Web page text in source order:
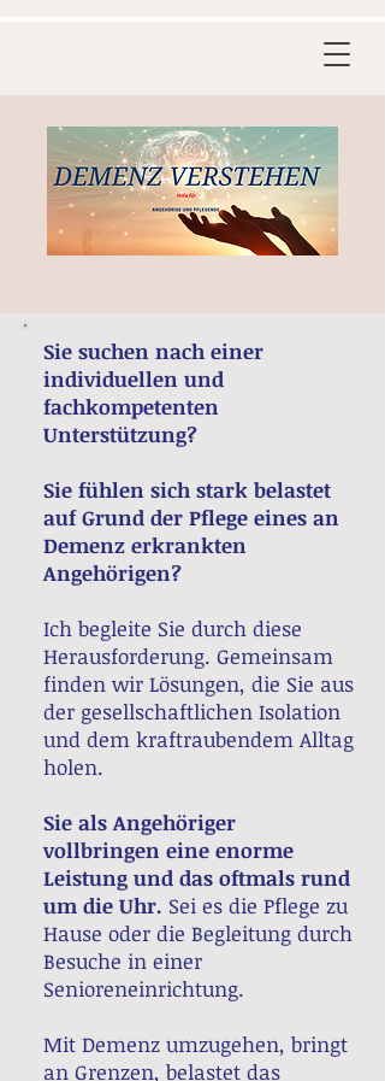
Sie suchen nach einer
individuellen und
fachkompetenten
Unterstützung?
Sie fühlen sich stark belastet
auf Grund der Pflege eines an
Demenz erkrankten
Angehörigen?
Ich begleite Sie durch diese
Herausforderung. Gemeinsam
finden wir Lösungen, die Sie aus
der gesellschaftlichen Isolation
und dem kraftraubendem Alltag
holen.
Sie als Angehöriger
vollbringen eine enorme
Leistung und das oftmals rund
um die Uhr. Sei es die Pflege zu
Hause oder die Begleitung durch
Besuche in einer
Senioreneinrichtung.
Mit Demenz umzugehen, bringt
an Grenzen, belastet das